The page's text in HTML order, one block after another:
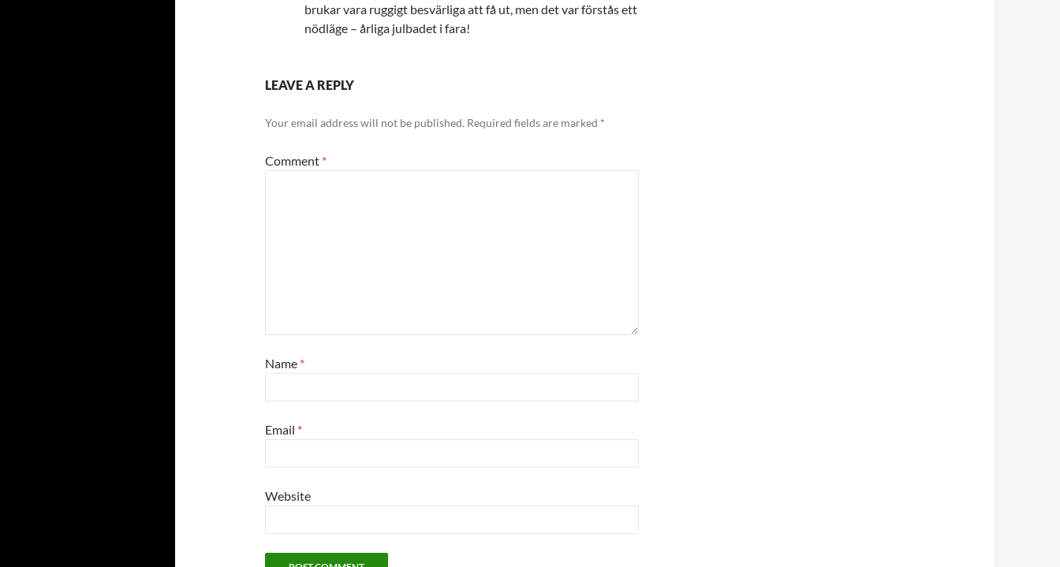
brukar vara ruggigt besvärliga att få ut, men det var förstås ett
nödläge – årliga julbadet i fara!
LEAVE A REPLY
Your email address will not be published. Required fields are marked *
Comment *
Name *
Email *
Website